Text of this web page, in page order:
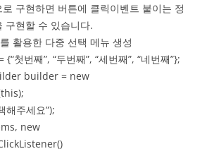
구현하면 버튼에 클릭이벤트 붙이는 정
구현할 수 있습니다.
활용한 다중 선택 메뉴 생성
첫번째”, “두번째”, “세번째”, “네번째”};
builder = new
주세요”);
new